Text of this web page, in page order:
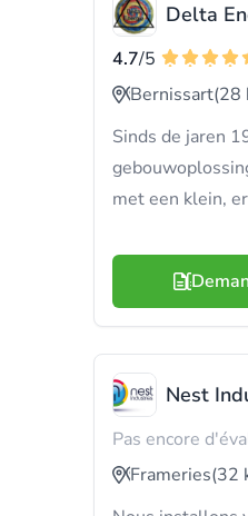
Delta
4.7/5
Bernissart(28
Sinds de jaren
met een klein,
Nest
Pas encore
Frameries(32